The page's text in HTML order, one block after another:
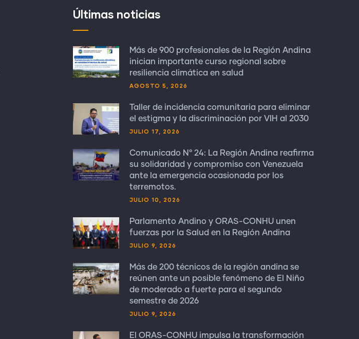
Últimas noticias
Más de 900 profesionales de la Región Andina
inician importante curso regional sobre
resiliencia climática en salud
AGOSTO 5, 2026
Taller de incidencia comunitaria para eliminar
el estigma y la discriminación por VIH al 2030
JULIO 17, 2026
Comunicado N° 24: La Región Andina reafirma
su solidaridad y compromiso con Venezuela
ante la emergencia ocasionada por los
terremotos.
JULIO 10, 2026
Parlamento Andino y ORAS-CONHU unen
fuerzas por la Salud en la Región Andina
JULIO 9, 2026
Más de 200 técnicos de la región andina se
reúnen ante un posible fenómeno de El Niño
de moderado a fuerte para el segundo
semestre de 2026
JULIO 9, 2026
El ORAS-CONHU impulsa la transformación